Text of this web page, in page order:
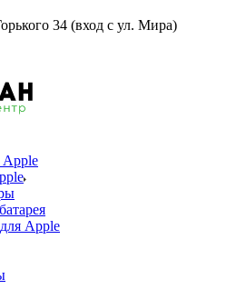
34 (вход с ул. Мира)
Apple